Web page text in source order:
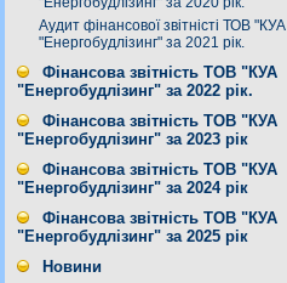
Аудит фінансової звітністі ТОВ "КУА
"Енергобудлізинг" за 2021 рік.
Фінансова звітність ТОВ "КУА
"Енергобудлізинг" за 2022 рік.
Фінансова звітність ТОВ "КУА
"Енергобудлізинг" за 2023 рік
Фінансова звітність ТОВ "КУА
"Енергобудлізинг" за 2024 рік
Фінансова звітність ТОВ "КУА
"Енергобудлізинг" за 2025 рік
Новини